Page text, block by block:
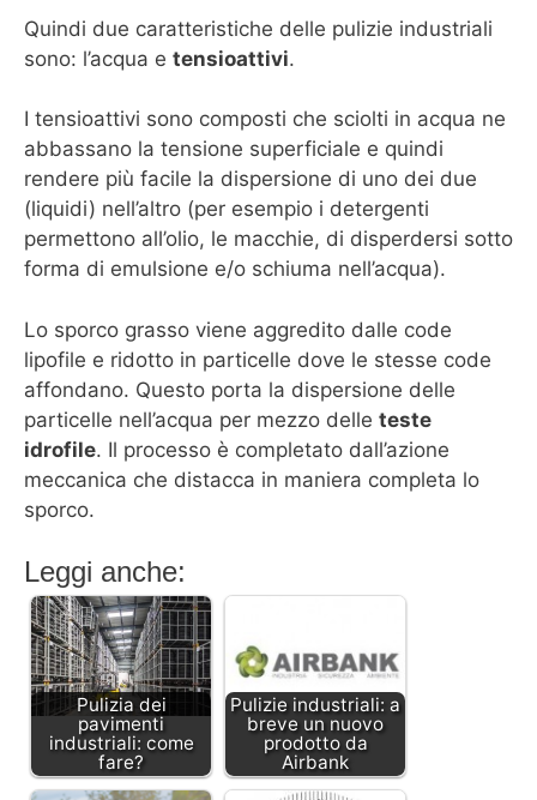
Quindi due caratteristiche delle pulizie industriali
sono: l’acqua e tensioattivi.
I tensioattivi sono composti che sciolti in acqua ne
abbassano la tensione superficiale e quindi
rendere più facile la dispersione di uno dei due
(liquidi) nell’altro (per esempio i detergenti
permettono all’olio, le macchie, di disperdersi sotto
forma di emulsione e/o schiuma nell’acqua).
Lo sporco grasso viene aggredito dalle code
lipofile e ridotto in particelle dove le stesse code
affondano. Questo porta la dispersione delle
particelle nell’acqua per mezzo delle teste
idrofile. Il processo è completato dall’azione
meccanica che distacca in maniera completa lo
sporco.
Leggi anche:
Pulizia dei
pavimenti
industriali: come
fare?
Pulizie industriali: a
breve un nuovo
prodotto da
Airbank